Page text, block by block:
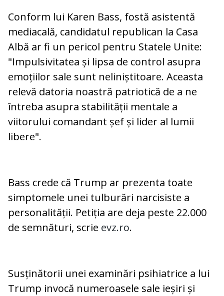
Conform lui Karen Bass, fostă asistentă
mediacală, candidatul republican la Casa
Albă ar fi un pericol pentru Statele Unite:
"Impulsivitatea și lipsa de control asupra
emoțiilor sale sunt neliniștitoare. Aceasta
relevă datoria noastră patriotică de a ne
întreba asupra stabilității mentale a
viitorului comandant șef și lider al lumii
libere".
Bass crede că Trump ar prezenta toate
simptomele unei tulburări narcisiste a
personalității. Petiția are deja peste 22.000
de semnături, scrie evz.ro.
Susținătorii unei examinări psihiatrice a lui
Trump invocă numeroasele sale ieșiri și